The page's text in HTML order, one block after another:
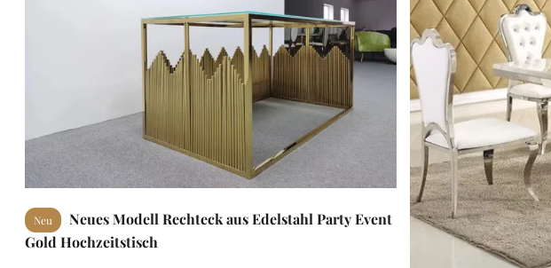
Neu
Neues Modell Rechteck aus Edelstahl Party Event
Gold Hochzeitstisch